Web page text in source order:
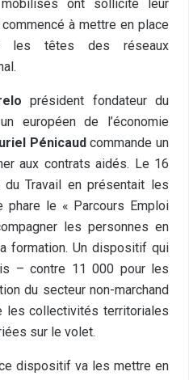
ont sollicité leur
à mettre en place
les têtes des réseaux
président fondateur du
européen de l’économie
Pénicaudcommande un
aux contrats aidés. Le 16
Travail en présentait les
phare le « Parcours Emploi
les personnes en
formation. Un dispositif qui
– contre 11 000 pour les
du secteur non-marchand
les collectivités territoriales
sur le volet.
dispositif va les mettre en